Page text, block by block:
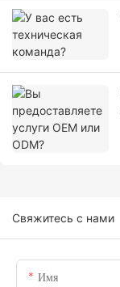
Свяжитесь с нами
Имя